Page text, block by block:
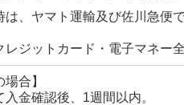
は、ヤマト運輸及び佐川急便
レジットカード・電子マネー
場合】
入金確認後、1週間以内。